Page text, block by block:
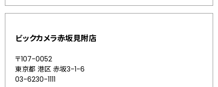
ビックカメラ赤坂見附店
〒107-0052
東京都 港区 赤坂3-1-6
03-6230-1111